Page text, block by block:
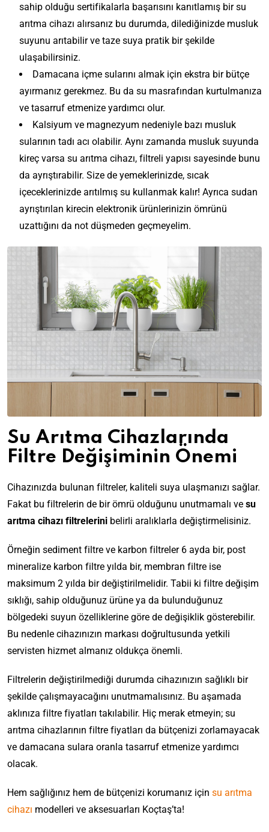
sahip olduğu sertifikalarla başarısını kanıtlamış bir su
arıtma cihazı alırsanız bu durumda, dilediğinizde musluk
suyunu arıtabilir ve taze suya pratik bir şekilde
ulaşabilirsiniz.
Damacana içme sularını almak için ekstra bir bütçe
ayırmanız gerekmez. Bu da su masrafından kurtulmanıza
ve tasarruf etmenize yardımcı olur.
Kalsiyum ve magnezyum nedeniyle bazı musluk
sularının tadı acı olabilir. Aynı zamanda musluk suyunda
kireç varsa su arıtma cihazı, filtreli yapısı sayesinde bunu
da ayrıştırabilir. Size de yemeklerinizde, sıcak
içeceklerinizde arıtılmış su kullanmak kalır! Ayrıca sudan
ayrıştırılan kirecin elektronik ürünlerinizin ömrünü
uzattığını da not düşmeden geçmeyelim.
Su Arıtma Cihazlarında
Filtre Değişiminin Önemi
Cihazınızda bulunan filtreler, kaliteli suya ulaşmanızı sağlar.
Fakat bu filtrelerin de bir ömrü olduğunu unutmamalı ve su
arıtma cihazı filtrelerini belirli aralıklarla değiştirmelisiniz.
Örneğin sediment filtre ve karbon filtreler 6 ayda bir, post
mineralize karbon filtre yılda bir, membran filtre ise
maksimum 2 yılda bir değiştirilmelidir. Tabii ki filtre değişim
sıklığı, sahip olduğunuz ürüne ya da bulunduğunuz
bölgedeki suyun özelliklerine göre de değişiklik gösterebilir.
Bu nedenle cihazınızın markası doğrultusunda yetkili
servisten hizmet almanız oldukça önemli.
Filtrelerin değiştirilmediği durumda cihazınızın sağlıklı bir
şekilde çalışmayacağını unutmamalısınız. Bu aşamada
aklınıza filtre fiyatları takılabilir. Hiç merak etmeyin; su
arıtma cihazlarının filtre fiyatları da bütçenizi zorlamayacak
ve damacana sulara oranla tasarruf etmenize yardımcı
olacak.
Hem sağlığınız hem de bütçenizi korumanız için su arıtma
cihazı modelleri ve aksesuarları Koçtaş’ta!